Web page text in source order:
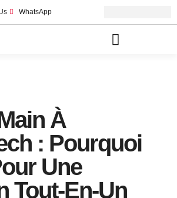
WhatsApp
À
: Pourquoi
Une
Tout-En-Un